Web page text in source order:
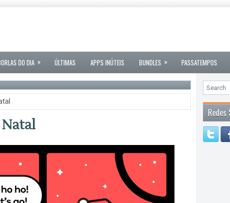
DO DIA » ÚLTIMAS APPS INÚTEIS BUNDLES » PASSATEMPOS
Redes